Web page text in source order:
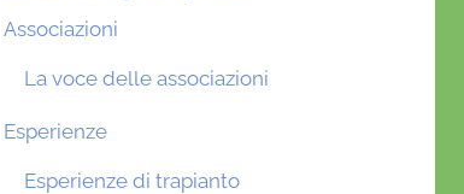
Associazioni
La voce delle associazioni
Esperienze
Esperienze di trapianto